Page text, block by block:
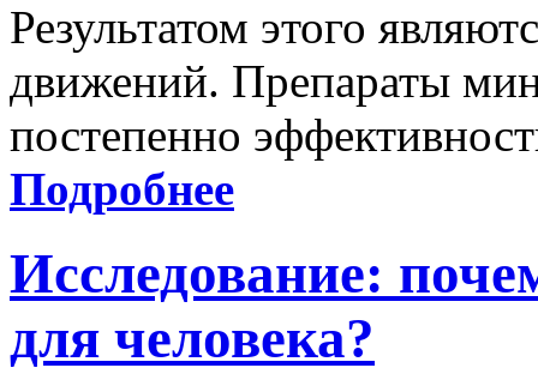
Результатом этого
движений. Препараты
постепенно
Подробнее
Исследование:
для человека?